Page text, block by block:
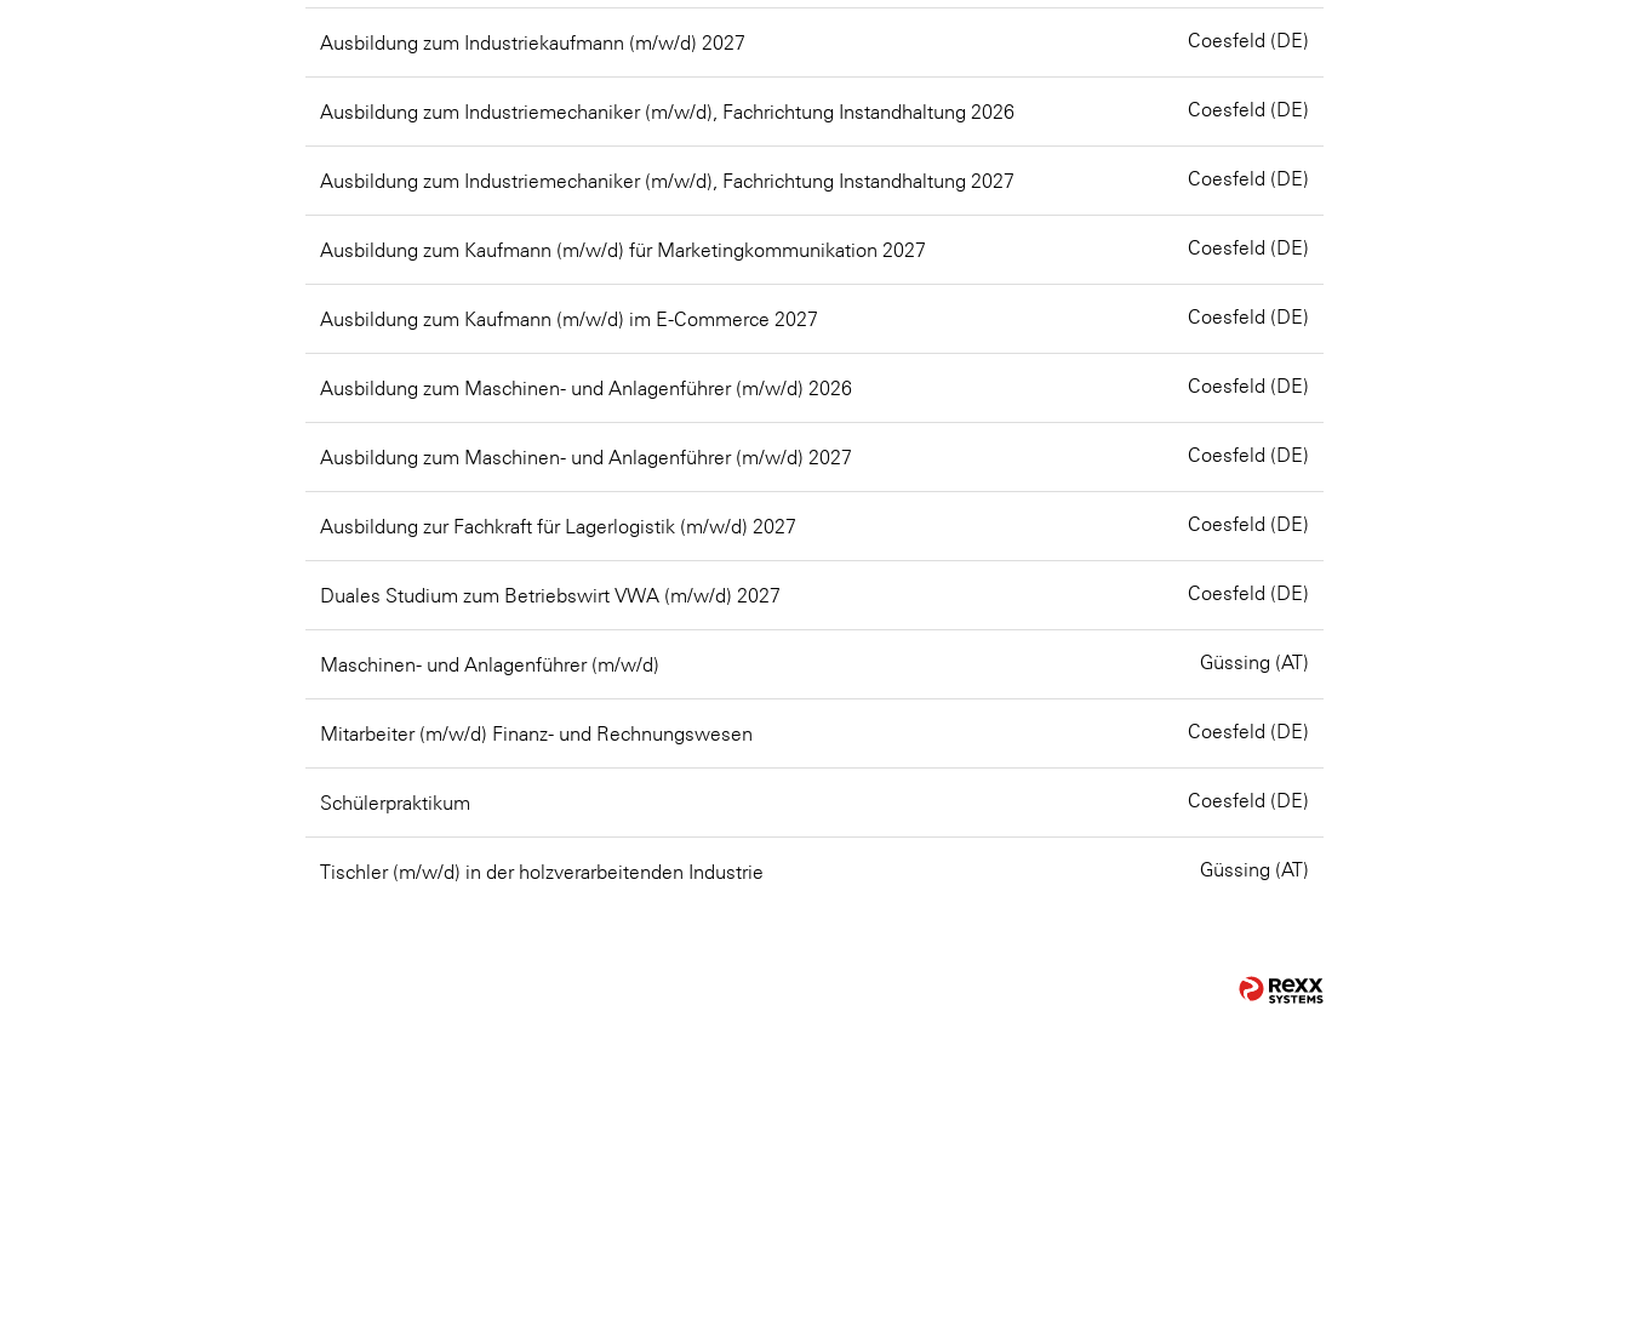
Ausbildung zum Industriekaufmann (m/w/d) 2027 Coesfeld (DE)
Ausbildung zum Industriemechaniker (m/w/d), Fachrichtung Instandhaltung 2026 Coesfeld (DE)
Ausbildung zum Industriemechaniker (m/w/d), Fachrichtung Instandhaltung 2027 Coesfeld (DE)
Ausbildung zum Kaufmann (m/w/d) für Marketingkommunikation 2027 Coesfeld (DE)
Ausbildung zum Kaufmann (m/w/d) im E-Commerce 2027 Coesfeld (DE)
Ausbildung zum Maschinen- und Anlagenführer (m/w/d) 2026 Coesfeld (DE)
Ausbildung zum Maschinen- und Anlagenführer (m/w/d) 2027 Coesfeld (DE)
Ausbildung zur Fachkraft für Lagerlogistik (m/w/d) 2027 Coesfeld (DE)
Duales Studium zum Betriebswirt VWA (m/w/d) 2027 Coesfeld (DE)
Maschinen- und Anlagenführer (m/w/d) Güssing (AT)
Mitarbeiter (m/w/d) Finanz- und Rechnungswesen Coesfeld (DE)
Schülerpraktikum Coesfeld (DE)
Tischler (m/w/d) in der holzverarbeitenden Industrie Güssing (AT)